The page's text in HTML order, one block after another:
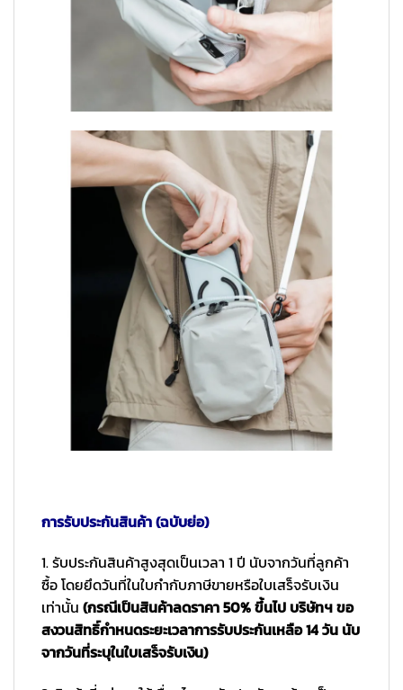
การรับประกันสินค้า (ฉบับย่อ)
1. รับประกันสินค้าสูงสุดเป็นเวลา 1 ปี นับจากวันที่ลูกค้า
ซื้อ โดยยึดวันที่ในใบกำกับภาษีขายหรือใบเสร็จรับเงิน
เท่านั้น (กรณีเป็นสินค้าลดราคา 50% ขึ้นไป บริษัทฯ ขอ
สงวนสิทธิ์กำหนดระยะเวลาการรับประกันเหลือ 14 วัน นับ
จากวันที่ระบุในใบเสร็จรับเงิน)